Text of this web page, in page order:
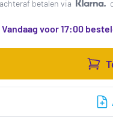
betalen via
Vandaag voor 17:00